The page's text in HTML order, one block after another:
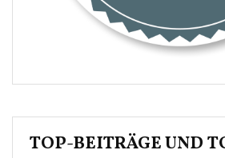
TOP-BEITRÄGE UND